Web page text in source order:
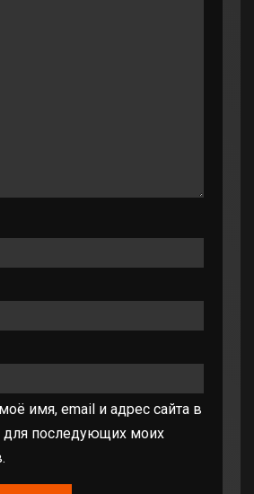
имя, email и адрес сайта в
для последующих моих